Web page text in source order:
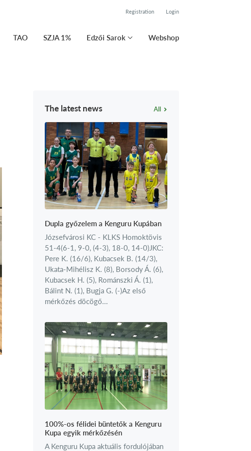
Registration Login
TAO SZJA 1% Edzői Sarok Webshop
The latest news All
Dupla győzelem a Kenguru Kupában
Józsefvárosi KC - KLKS Homoktövis
51-4(6-1, 9-0, (4-3), 18-0, 14-0)JKC:
Pere K. (16/6), Kubacsek B. (14/3),
Ukata-Mihélisz K. (8), Borsody Á. (6),
Kubacsek H. (5), Románszki Á. (1),
Bálint N. (1), Bugja G. (-)Az első
mérkőzés döcögő...
100%-os félidei büntetők a Kenguru
Kupa egyik mérkőzésén
A Kenguru Kupa aktuális fordulójában